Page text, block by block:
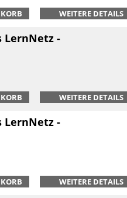
WEITERE DETAILS
LernNetz -
WEITERE DETAILS
LernNetz -
WEITERE DETAILS